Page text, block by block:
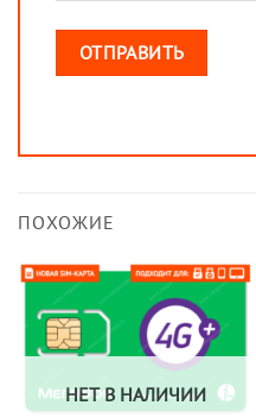
ПОХОЖИЕ
НЕТ В НАЛИЧИИ